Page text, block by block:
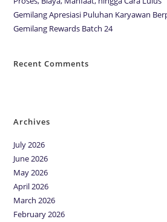
Gemilang Apresiasi Puluhan Karyawan
Gemilang Rewards Batch 24
Recent Comments
Archives
July 2026
June 2026
May 2026
April 2026
March 2026
February 2026